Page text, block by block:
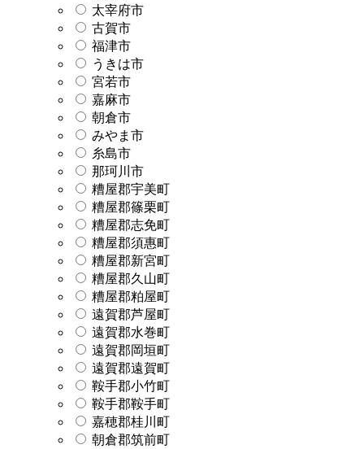
太宰府市
古賀市
福津市
うきは市
宮若市
嘉麻市
朝倉市
みやま市
糸島市
那珂川市
糟屋郡宇美町
糟屋郡篠栗町
糟屋郡志免町
糟屋郡須惠町
糟屋郡新宮町
糟屋郡久山町
糟屋郡粕屋町
遠賀郡芦屋町
遠賀郡水巻町
遠賀郡岡垣町
遠賀郡遠賀町
鞍手郡小竹町
鞍手郡鞍手町
嘉穂郡桂川町
朝倉郡筑前町